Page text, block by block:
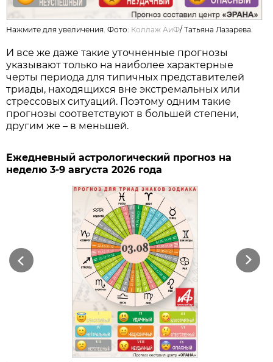
Нажмите для увеличения. Фото: Коллаж АиФ/Татьяна Лазарева.
И все же даже такие уточненные прогнозы
указывают только на наиболее характерные
черты периода для типичных представителей
триады, находящихся вне экстремальных или
стрессовых ситуаций. Поэтому одним такие
прогнозы соответствуют в большей степени,
другим же – в меньшей.
Ежедневный астрологический прогноз на
неделю 3-9 августа 2026 года
Previous Next